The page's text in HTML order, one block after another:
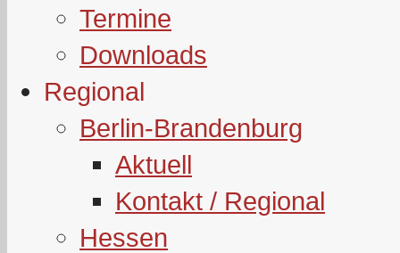
Termine
Downloads
Regional
Berlin-Brandenburg
Aktuell
Kontakt / Regional
Hessen